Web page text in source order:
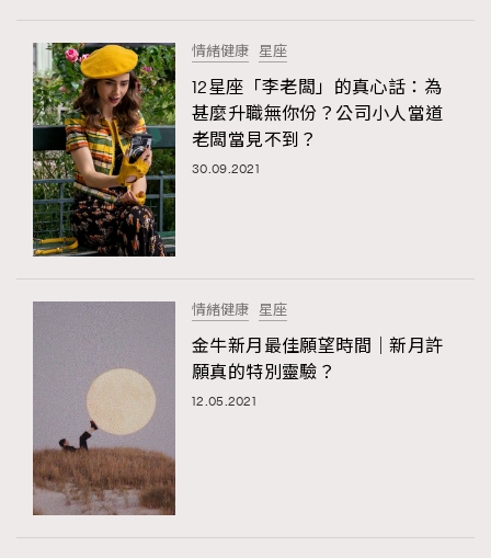
情緒健康 星座
12星座「李老闆」的真心話：為
甚麼升職無你份？公司小人當道
老闆當見不到？
30.09.2021
情緒健康 星座
金牛新月最佳願望時間｜新月許
願真的特別靈驗？
12.05.2021